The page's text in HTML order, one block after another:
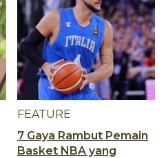
FEATURE
7 Gaya Rambut Pemain
Basket NBA yang